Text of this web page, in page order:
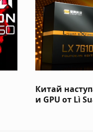
Китай
и GPU от Lì